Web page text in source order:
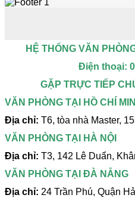
HỆ THỐNG VĂN
Điện thoại:
GẶP TRỰC TIẾP
VĂN PHÒNG TẠI HỒ CHÍ
Địa chỉ: T6, tòa nhà Master,
VĂN PHÒNG TẠI HÀ NỘI
Địa chỉ: T3, 142 Lê Duẩn,
VĂN PHÒNG TẠI ĐÀ NẴNG
Địa chỉ: 24 Trần Phú, Quận